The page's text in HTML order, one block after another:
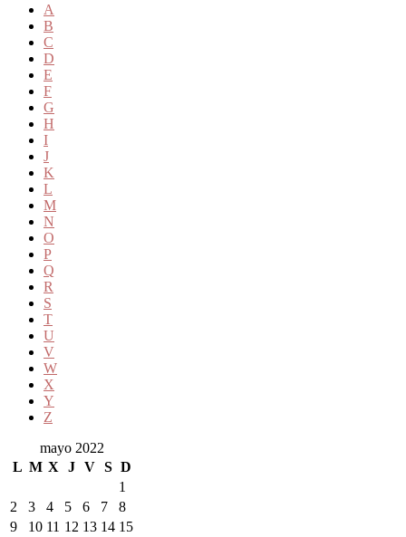
A
B
C
D
E
F
G
H
I
J
K
L
M
N
O
P
Q
R
S
T
U
V
W
X
Y
Z
mayo 2022
L M X J V S D
1
2
3 4 5 6 7
8
9
10 11 12 13 14 15